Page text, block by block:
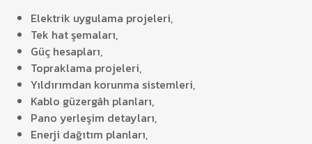
Elektrik uygulama projeleri,
Tek hat şemaları,
Güç hesapları,
Topraklama projeleri,
Yıldırımdan korunma sistemleri,
Kablo güzergâh planları,
Pano yerleşim detayları,
Enerji dağıtım planları,